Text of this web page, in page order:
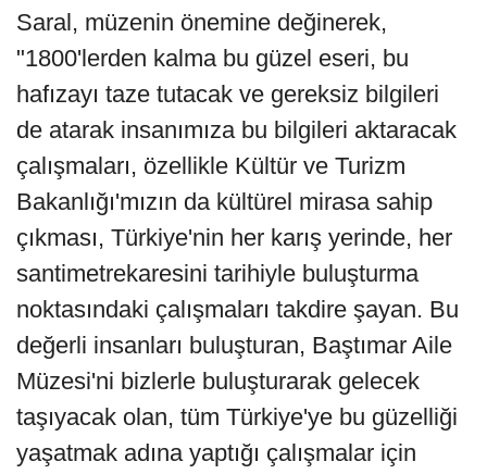
Saral, müzenin önemine değinerek,
"1800'lerden kalma bu güzel eseri, bu
hafızayı taze tutacak ve gereksiz bilgileri
de atarak insanımıza bu bilgileri aktaracak
çalışmaları, özellikle Kültür ve Turizm
Bakanlığı'mızın da kültürel mirasa sahip
çıkması, Türkiye'nin her karış yerinde, her
santimetrekaresini tarihiyle buluşturma
noktasındaki çalışmaları takdire şayan. Bu
değerli insanları buluşturan, Baştımar Aile
Müzesi'ni bizlerle buluşturarak gelecek
taşıyacak olan, tüm Türkiye'ye bu güzelliği
yaşatmak adına yaptığı çalışmalar için